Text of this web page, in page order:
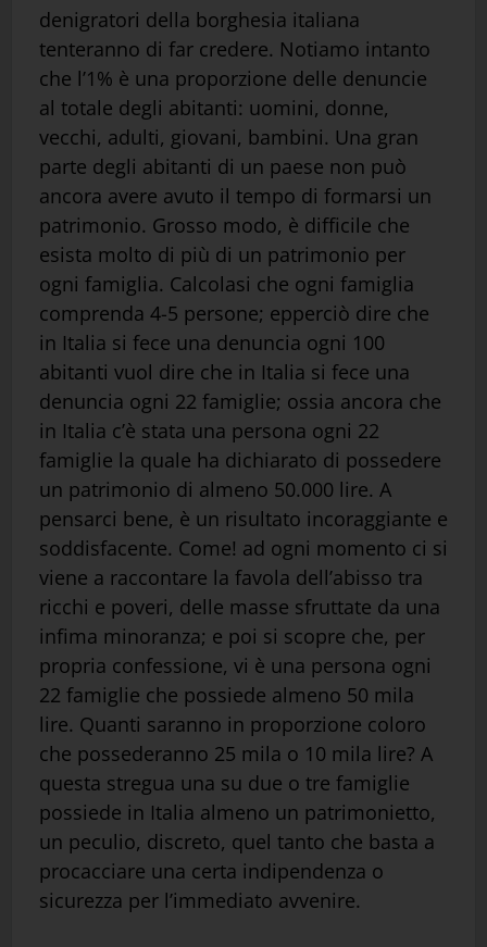
denigratori della borghesia italiana
tenteranno di far credere. Notiamo intanto
che l’1% è una proporzione delle denuncie
al totale degli abitanti: uomini, donne,
vecchi, adulti, giovani, bambini. Una gran
parte degli abitanti di un paese non può
ancora avere avuto il tempo di formarsi un
patrimonio. Grosso modo, è difficile che
esista molto di più di un patrimonio per
ogni famiglia. Calcolasi che ogni famiglia
comprenda 4-5 persone; epperciò dire che
in Italia si fece una denuncia ogni 100
abitanti vuol dire che in Italia si fece una
denuncia ogni 22 famiglie; ossia ancora che
in Italia c’è stata una persona ogni 22
famiglie la quale ha dichiarato di possedere
un patrimonio di almeno 50.000 lire. A
pensarci bene, è un risultato incoraggiante e
soddisfacente. Come! ad ogni momento ci si
viene a raccontare la favola dell’abisso tra
ricchi e poveri, delle masse sfruttate da una
infima minoranza; e poi si scopre che, per
propria confessione, vi è una persona ogni
22 famiglie che possiede almeno 50 mila
lire. Quanti saranno in proporzione coloro
che possederanno 25 mila o 10 mila lire? A
questa stregua una su due o tre famiglie
possiede in Italia almeno un patrimonietto,
un peculio, discreto, quel tanto che basta a
procacciare una certa indipendenza o
sicurezza per l’immediato avvenire.